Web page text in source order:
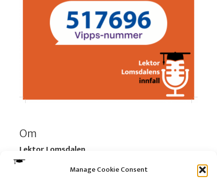
Manage Cookie Consent
Om
Lektor Lomsdalen
Organisasjonsnummer:
920 712 312 MVA